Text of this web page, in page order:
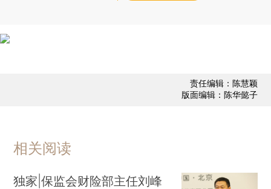
责任编辑：陈慧颖
版面编辑：陈华懿子
相关阅读
独家|保监会财险部主任刘峰